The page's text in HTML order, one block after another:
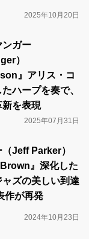
2025年10月20日
ンガー
）
』アリス・コ
ハープを奏で、
新を表現
2025年07月31日
Jeff Parker）
』深化した
ズの美しい到達
作が再発
2024年10月23日